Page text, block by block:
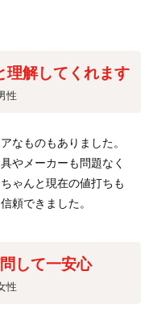
理解してくれます
性
なものもありました。
やメーカーも問題なく
ゃんと現在の値打ちも
頼できました。
して一安心
性